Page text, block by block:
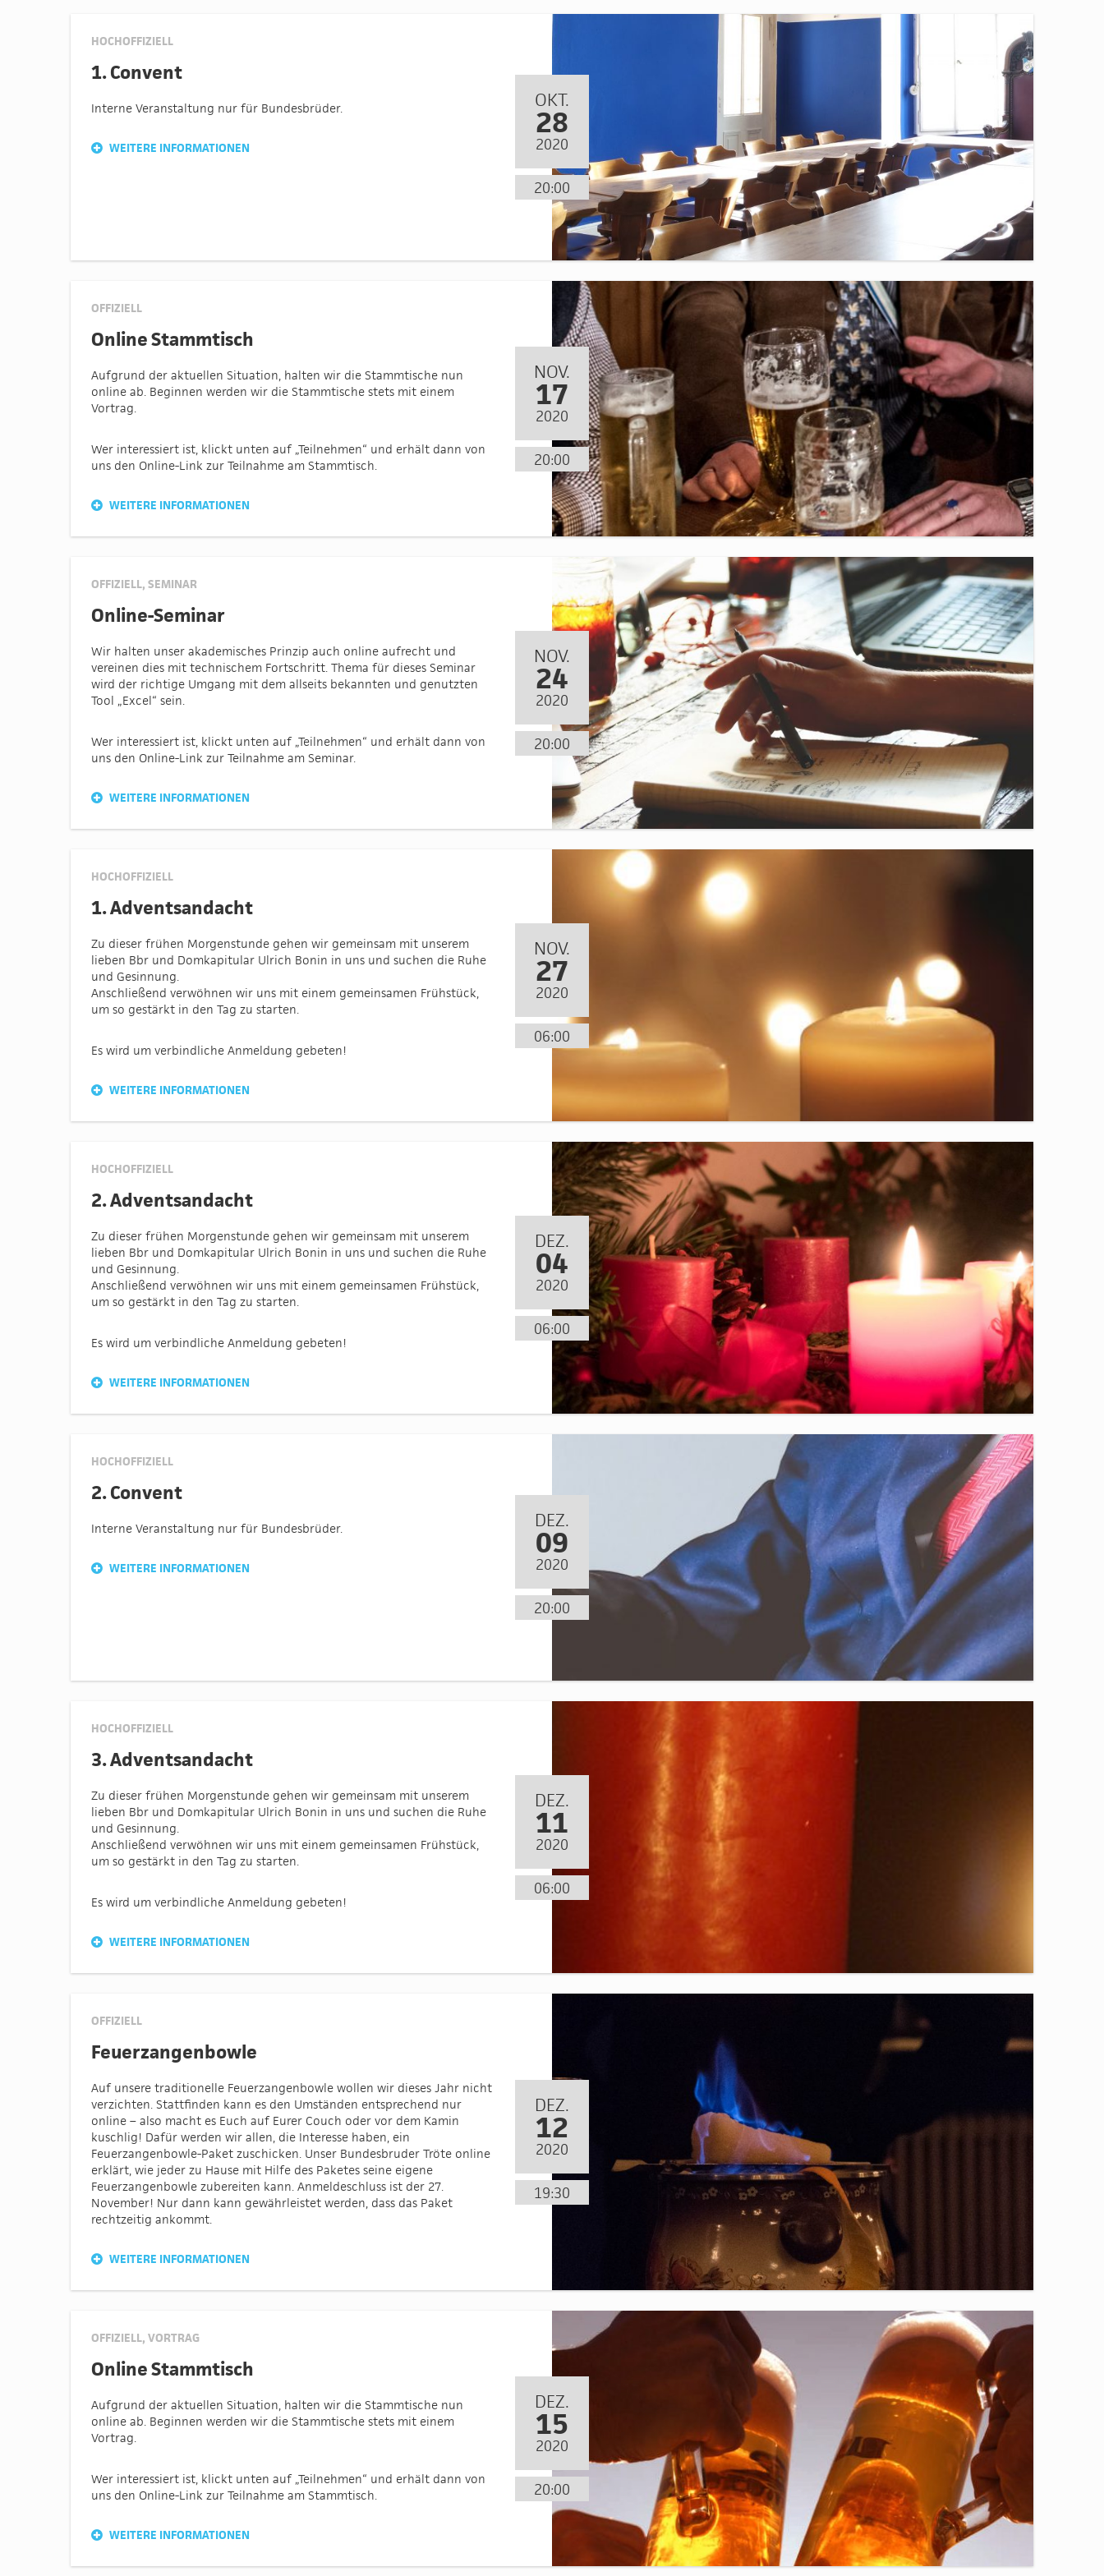
OKT.
28
2020
20:00
HOCHOFFIZIELL
1. Convent
Interne Veranstaltung nur für Bundesbrüder.
WEITERE INFORMATIONEN
NOV.
17
2020
20:00
OFFIZIELL
Online Stammtisch
Aufgrund der aktuellen Situation, halten wir die Stammtische nun
online ab. Beginnen werden wir die Stammtische stets mit einem
Vortrag.
Wer interessiert ist, klickt unten auf „Teilnehmen“ und erhält dann von
uns den Online-Link zur Teilnahme am Stammtisch.
WEITERE INFORMATIONEN
NOV.
24
2020
20:00
OFFIZIELL, SEMINAR
Online-Seminar
Wir halten unser akademisches Prinzip auch online aufrecht und
vereinen dies mit technischem Fortschritt. Thema für dieses Seminar
wird der richtige Umgang mit dem allseits bekannten und genutzten
Tool „Excel“ sein.
Wer interessiert ist, klickt unten auf „Teilnehmen“ und erhält dann von
uns den Online-Link zur Teilnahme am Seminar.
WEITERE INFORMATIONEN
NOV.
27
2020
06:00
HOCHOFFIZIELL
1. Adventsandacht
Zu dieser frühen Morgenstunde gehen wir gemeinsam mit unserem
lieben Bbr und Domkapitular Ulrich Bonin in uns und suchen die Ruhe
und Gesinnung.
Anschließend verwöhnen wir uns mit einem gemeinsamen Frühstück,
um so gestärkt in den Tag zu starten.
Es wird um verbindliche Anmeldung gebeten!
WEITERE INFORMATIONEN
DEZ.
04
2020
06:00
HOCHOFFIZIELL
2. Adventsandacht
Zu dieser frühen Morgenstunde gehen wir gemeinsam mit unserem
lieben Bbr und Domkapitular Ulrich Bonin in uns und suchen die Ruhe
und Gesinnung.
Anschließend verwöhnen wir uns mit einem gemeinsamen Frühstück,
um so gestärkt in den Tag zu starten.
Es wird um verbindliche Anmeldung gebeten!
WEITERE INFORMATIONEN
DEZ.
09
2020
20:00
HOCHOFFIZIELL
2. Convent
Interne Veranstaltung nur für Bundesbrüder.
WEITERE INFORMATIONEN
DEZ.
11
2020
06:00
HOCHOFFIZIELL
3. Adventsandacht
Zu dieser frühen Morgenstunde gehen wir gemeinsam mit unserem
lieben Bbr und Domkapitular Ulrich Bonin in uns und suchen die Ruhe
und Gesinnung.
Anschließend verwöhnen wir uns mit einem gemeinsamen Frühstück,
um so gestärkt in den Tag zu starten.
Es wird um verbindliche Anmeldung gebeten!
WEITERE INFORMATIONEN
DEZ.
12
2020
19:30
OFFIZIELL
Feuerzangenbowle
Auf unsere traditionelle Feuerzangenbowle wollen wir dieses Jahr nicht
verzichten. Stattfinden kann es den Umständen entsprechend nur
online – also macht es Euch auf Eurer Couch oder vor dem Kamin
kuschlig! Dafür werden wir allen, die Interesse haben, ein
Feuerzangenbowle-Paket zuschicken. Unser Bundesbruder Tröte online
erklärt, wie jeder zu Hause mit Hilfe des Paketes seine eigene
Feuerzangenbowle zubereiten kann. Anmeldeschluss ist der 27.
November! Nur dann kann gewährleistet werden, dass das Paket
rechtzeitig ankommt.
WEITERE INFORMATIONEN
DEZ.
15
2020
20:00
OFFIZIELL, VORTRAG
Online Stammtisch
Aufgrund der aktuellen Situation, halten wir die Stammtische nun
online ab. Beginnen werden wir die Stammtische stets mit einem
Vortrag.
Wer interessiert ist, klickt unten auf „Teilnehmen“ und erhält dann von
uns den Online-Link zur Teilnahme am Stammtisch.
WEITERE INFORMATIONEN